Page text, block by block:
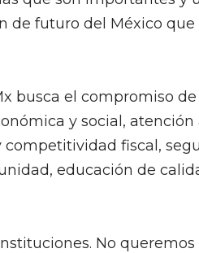
de futuro del México que
busca el compromiso de
y social, atención
competitividad fiscal,
educación de
No